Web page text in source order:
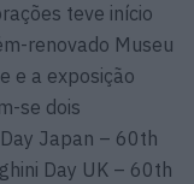
teve início
renovado Museu
e a exposição
se dois
Japan – 60th
Day UK – 60th